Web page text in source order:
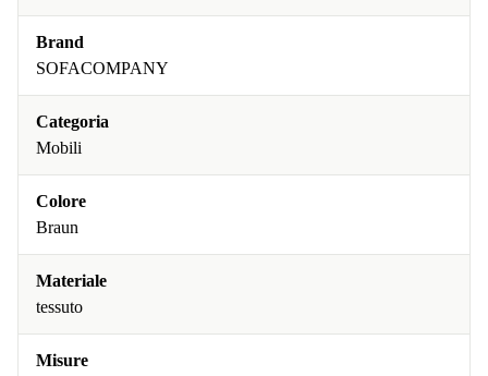
Brand
SOFACOMPANY
Categoria
Mobili
Colore
Braun
Materiale
tessuto
Misure